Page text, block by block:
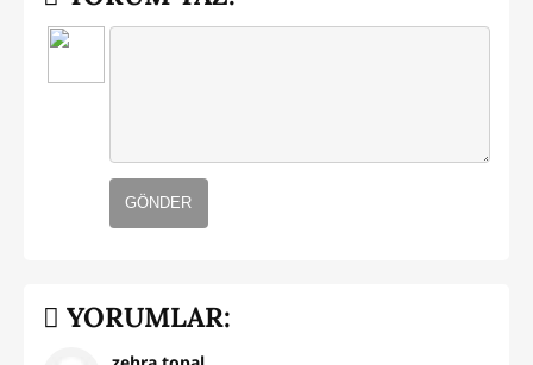
GÖNDER
YORUMLAR: